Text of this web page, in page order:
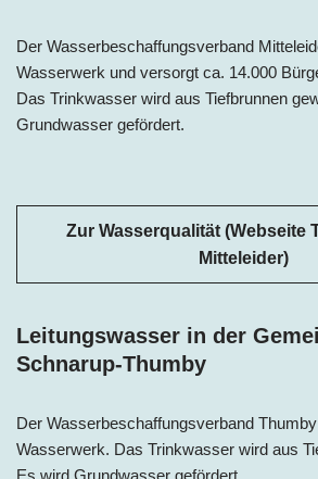
Der Wasserbeschaffungsverband
Wasserwerk und versorgt ca. 14.000
Das Trinkwasser wird aus Tiefbrunnen
Grundwasser gefördert.
Zur Wasserqualität (Webseite
Mitteleider)
Leitungswasser in der
Schnarup-Thumby
Der Wasserbeschaffungsverband
Wasserwerk. Das Trinkwasser wird aus
Es wird Grundwasser gefördert.